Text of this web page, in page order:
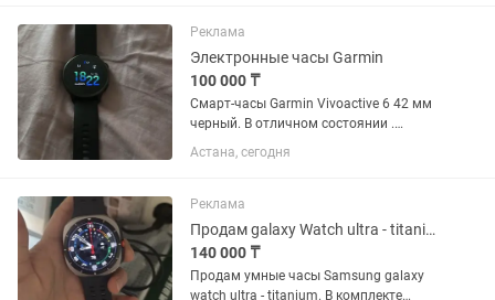
безель крутится мягко и чётко....
Реклама
Электронные часы Garmin
100 000 ₸
Смарт-часы Garmin Vivoactive 6 42 мм
черный. В отличном состоянии .
Продажа в связи с ненадобностью .
Писать на
Астана, сегодня
Реклама
Продам galaxy Watch ultra - titanium
140 000 ₸
Продам умные часы Samsung galaxy
watch ultra - titanium. В комплекте